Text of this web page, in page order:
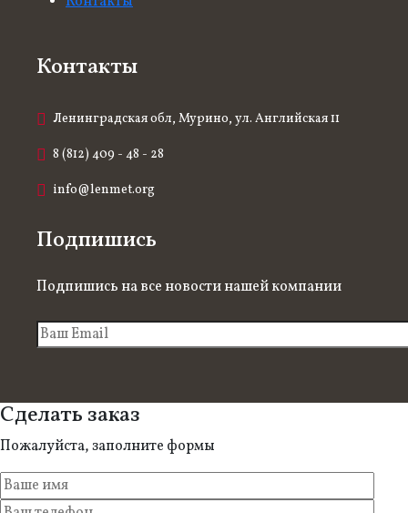
Контакты
Ленинградская обл, Мурино, ул. Английская 11
8 (812) 409 - 48 - 28
info@lenmet.org
Подпишись
Подпишись на все новости нашей компании
Сделать заказ
Пожалуйста, заполните формы